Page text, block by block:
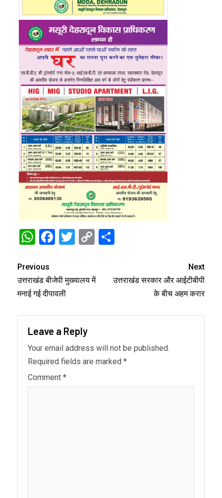
WhatsApp
Facebook
Twitter
Copy
Previous
उत्तराखंड बीजेपी मुख्यालय में
मनाई गई दीपावली
Next
उत्तराखंड सरकार और आईटीबीपी
के बीच अहम करार
Leave a Reply
Your email address will not be published.
Required fields are marked *
Comment *